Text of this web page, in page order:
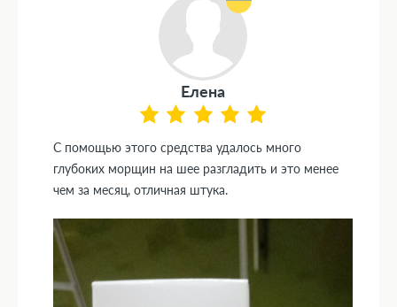
Елена
С помощью этого средства удалось много
глубоких морщин на шее разгладить и это менее
чем за месяц, отличная штука.